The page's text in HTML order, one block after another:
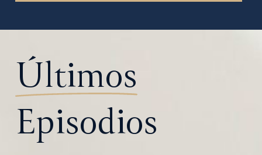
Últimos
Episodios